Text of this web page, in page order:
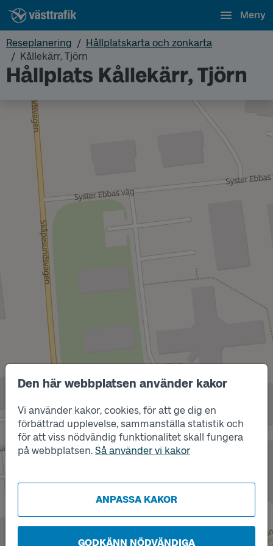
Den här webbplatsen använder kakor
Vi använder kakor, cookies, för att ge dig en
förbättrad upplevelse, sammanställa statistik och
för att viss nödvändig funktionalitet skall fungera
på webbplatsen. Så använder vi kakor
ANPASSA KAKOR
GODKÄNN NÖDVÄNDIGA
Meny
Reseplanering
Hållplatskarta och zonkarta
Kållekärr, Tjörn
Hållplats Kållekärr, Tjörn
Läge
Läge
B
Läge
C
Läge
D